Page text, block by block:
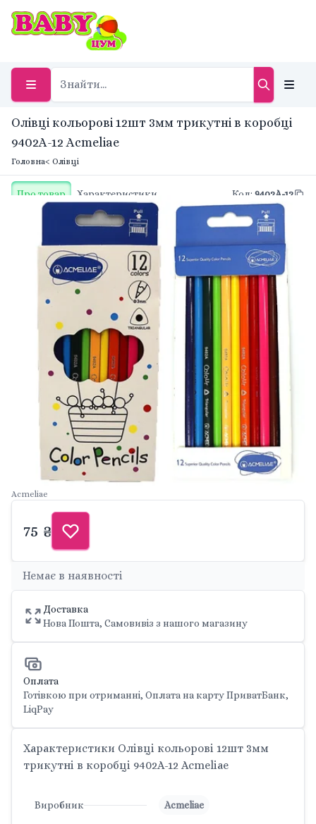
Олівці кольорові 12шт 3мм трикутні в коробці
9402A-12 Acmeliae
Головна< Олівці
Про товар Характеристики Код: 9402A-12
Acmeliae
75 ₴
Немає в наявності
Доставка
Нова Пошта, Самовивіз з нашого магазину
Оплата
Готівкою при отриманні, Оплата на карту ПриватБанк,
LiqPay
Характеристики Олівці кольорові 12шт 3мм
трикутні в коробці 9402A-12 Acmeliae
Виробник Acmeliae